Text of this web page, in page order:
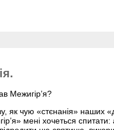
Межигір’я?
як чую «стєнанія» наших
мені хочеться